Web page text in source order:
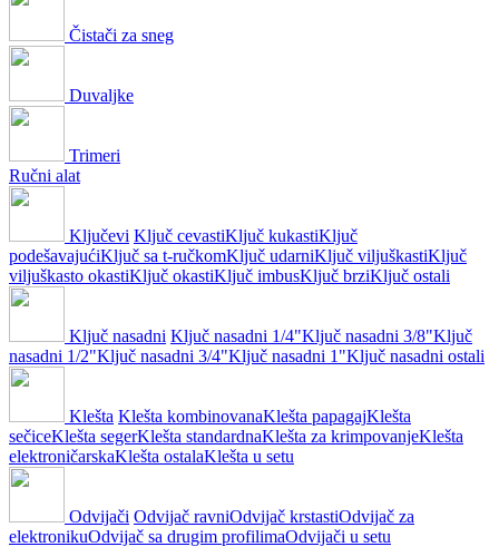
Čistači za sneg
Duvaljke
Trimeri
Ručni alat
Ključevi Ključ cevastiKljuč kukastiKljuč
podešavajućiKljuč sa t-ručkomKljuč udarniKljuč viljuškastiKljuč
viljuškasto okastiKljuč okastiKljuč imbusKljuč brziKljuč ostali
Ključ nasadni Ključ nasadni 1/4"Ključ nasadni 3/8"Ključ
nasadni 1/2"Ključ nasadni 3/4"Ključ nasadni 1"Ključ nasadni ostali
Klešta Klešta kombinovanaKlešta papagajKlešta
sečiceKlešta segerKlešta standardnaKlešta za krimpovanjeKlešta
elektroničarskaKlešta ostalaKlešta u setu
Odvijači Odvijač ravniOdvijač krstastiOdvijač za
elektronikuOdvijač sa drugim profilimaOdvijači u setu